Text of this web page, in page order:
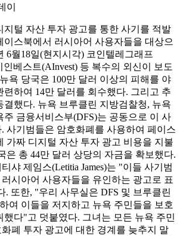
이
지털 자산 투자 광고를 통한 사기를 적발
이스북에서 러시아어 사용자들을 대상으
6월18일(현지시각) 코인텔레그래프
인베스트(AInvest) 등 복수의 외신이 보도
욕 당국은 100만 달러 이상의 피해를 야
련하여 14만 달러를 회수했다. 그리고 추
결했다. 뉴욕 브루클린 지방검찰청, 뉴욕
주 금융서비스부(DFS)는 공동으로 이 사
사기범들은 암호화폐를 사용하여 페이스
가짜 디지털 자산 투자 광고 비용을 지불
은 총 44만 달러 상당의 자금을 확보했다.
샤 제임스(Letitia James)는 "이들 사기범
시아어 사용자들을 유인하는 광고로 표
. 또한, "우리 사무실은 DFS 및 브루클린
여 이들을 저지하고 뉴욕 주민들을 보호
했다"고 덧붙였다. 그녀는 모든 뉴욕 주민
폐 투자 광고에 대한 경계를 늦추지 말